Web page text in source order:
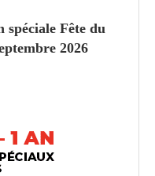
spéciale Fête du
2026